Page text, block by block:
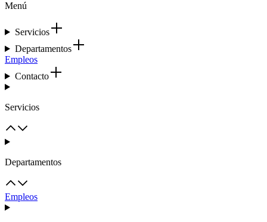
Menú
Servicios
Departamentos
Empleos
Contacto
Servicios
Departamentos
Empleos